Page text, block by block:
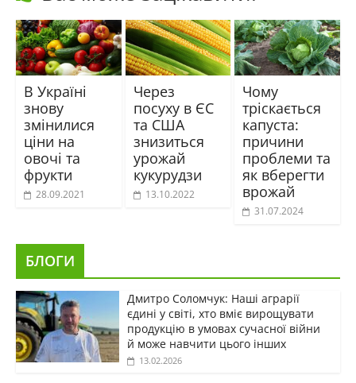
В Україні
знову
змінилися
ціни на
овочі та
фрукти
28.09.2021
Через
посуху в ЄС
та США
знизиться
урожай
кукурудзи
13.10.2022
Чому
тріскається
капуста:
причини
проблеми та
як вберегти
врожай
31.07.2024
БЛОГИ
Дмитро Соломчук: Наші аграрії
єдині у світі, хто вміє вирощувати
продукцію в умовах сучасної війни
й може навчити цього інших
13.02.2026